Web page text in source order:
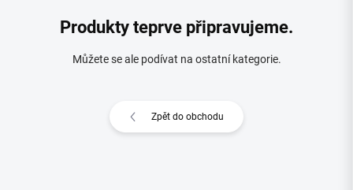
Produkty teprve připravujeme.
Můžete se ale podívat na ostatní kategorie.
Zpět do obchodu